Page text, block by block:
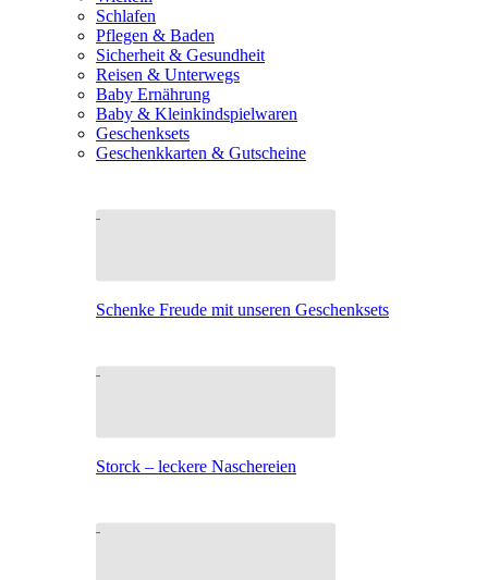
Schlafen
Pflegen & Baden
Sicherheit & Gesundheit
Reisen & Unterwegs
Baby Ernährung
Baby & Kleinkindspielwaren
Geschenksets
Geschenkkarten & Gutscheine
Schenke Freude mit unseren Geschenksets
Storck – leckere Naschereien